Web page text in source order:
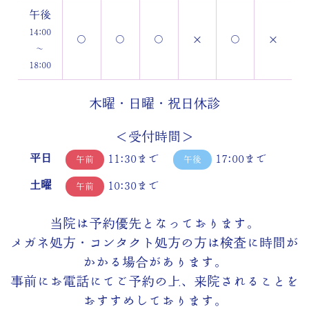
午後
14:00
～
18:00
〇 〇 〇 × 〇 ×
木曜・日曜・祝日休診
＜受付時間＞
平日 午前 11:30まで 午後 17:00まで
土曜 午前 10:30まで
当院は予約優先となっております。
メガネ処方・コンタクト処方の方は検査に時間が
かかる場合があります。
事前にお電話にてご予約の上、来院されることを
おすすめしております。